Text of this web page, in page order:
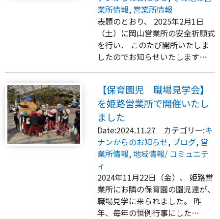
業所情報, 営業所情報
表題のとおり、 2025年2月1日
（土）に岡山営業所の安全祈願式
を行い、 このたび開所いたしま
したのでお知らせいたします…
【保育園児 職場見学会】
を姫路営業所で開催いたし
ました
Date:2024.11.27 カテゴリー:キ
ナンからのお知らせ, ブログ, 営
業所情報,地域情報/ コミュニテ
ィ
2024年11月22日（金）、 姫路営
業所にお隣の保育園の園児達が、
職場見学に来られました。 昨
年、毎年の恒例行事にした…